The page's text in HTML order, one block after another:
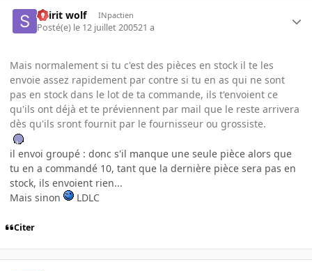
Spirit wolf INpactien
Posté(e) le 12 juillet 200521 a
Mais normalement si tu c'est des pièces en stock il te les
envoie assez rapidement par contre si tu en as qui ne sont
pas en stock dans le lot de ta commande, ils t'envoient ce
qu'ils ont déjà et te préviennent par mail que le reste arrivera
dès qu'ils sront fournit par le fournisseur ou grossiste.
il envoi groupé : donc s'il manque une seule pièce alors que
tu en a commandé 10, tant que la dernière pièce sera pas en
stock, ils envoient rien...
Mais sinon
LDLC
Citer